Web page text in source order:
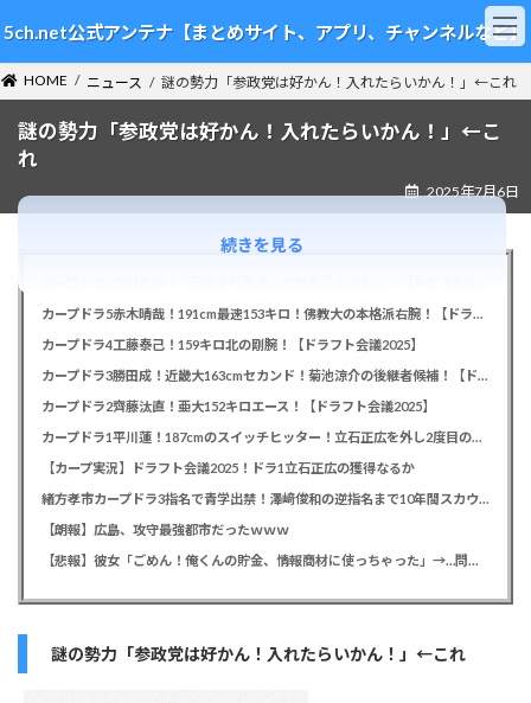
ン
テ
ン
ツ
ビ
ゲ
ー
シ
5ch.net公式アンテナ【まとめサイト、アプリ、チャンネルなど】
HOME ニュース 謎の勢力「参政党は好かん！入れたらいかん！」←これ
謎の勢力「参政党は好かん！入れたらいかん！」←こ
れ
2025年7月6日
カープドラ5赤木晴哉！191cm最速153キロ！佛教大の本格派右腕！【ドラフト会議2025】
カープドラ4工藤泰己！159キロ北の剛腕！【ドラフト会議2025】
カープドラ3勝田成！近畿大163cmセカンド！菊池涼介の後継者候補！【ドラフト会議2025】
カープドラ2齊藤汰直！亜大152キロエース！【ドラフト会議2025】
カープドラ1平川蓮！187cmのスイッチヒッター！立石正広を外し2度目の重複も新井監督がクジを引き当てる！【ドラフト会議2025】
【カープ実況】ドラフト会議2025！ドラ1立石正広の獲得なるか
緒方孝市カープドラ3指名で青学出禁！澤﨑俊和の逆指名まで10年間スカウト出禁
【朗報】広島、攻守最強都市だったｗｗｗ
【悲報】彼女「ごめん！俺くんの貯金、情報商材に使っちゃった」→…問い詰めたらギャン泣きされたんだが俺が悪いのか？
謎の勢力「参政党は好かん！入れたらいかん！」←これ
続きを見る